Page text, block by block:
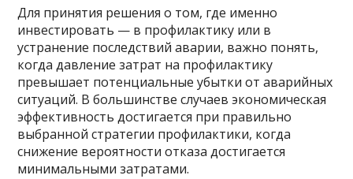
Для принятия решения о том, где именно
инвестировать — в профилактику или в
устранение последствий аварии, важно понять,
когда давление затрат на профилактику
превышает потенциальные убытки от аварийных
ситуаций. В большинстве случаев экономическая
эффективность достигается при правильно
выбранной стратегии профилактики, когда
снижение вероятности отказа достигается
минимальными затратами.